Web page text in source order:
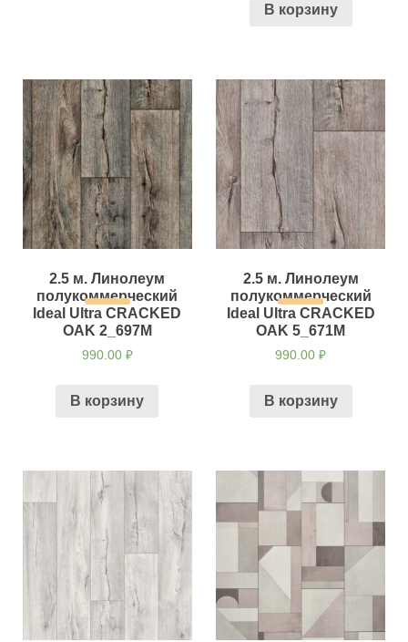
В корзину
2.5 м. Линолеум
полукоммерческий
Ideal Ultra CRACKED
OAK 2_697M
990.00 ₽
В корзину
2.5 м. Линолеум
полукоммерческий
Ideal Ultra CRACKED
OAK 5_671M
990.00₽
В корзину